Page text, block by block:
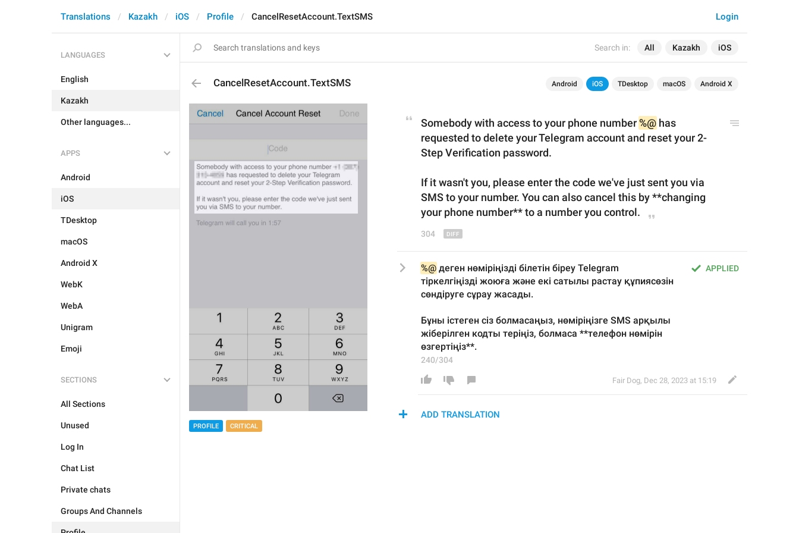
Search in: All Kazakh iOS
Login
Translations Kazakh iOS Profile CancelResetAccount.TextSMS
LANGUAGES
English
Kazakh
Other languages...
APPS
Android
iOS
TDesktop
macOS
Android X
WebK
WebA
Unigram
Emoji
SECTIONS
All Sections
Unused
Log In
Chat List
Private chats
Groups And Channels
CancelResetAccount.TextSMS Android iOS TDesktop macOS Android X
PROFILE CRITICAL
Somebody with access to your phone number %@ has
requested to delete your Telegram account and reset your 2-
Step Verification password.
If it wasn't you, please enter the code we've just sent you via
SMS to your number. You can also cancel this by **changing
your phone number** to a number you control.
304
APPLIED
%@ деген нөміріңізді білетін біреу Telegram
тіркелгіңізді жоюға және екі сатылы растау құпиясөзін
сөндіруге сұрау жасады.
Бұны істеген сіз болмасаңыз, нөміріңізге SMS арқылы
жіберілген кодты теріңіз, болмаса **телефон нөмірін
өзгертіңіз**.
240/304
Fair Dog, Dec 28, 2023 at 15:19
ADD TRANSLATION